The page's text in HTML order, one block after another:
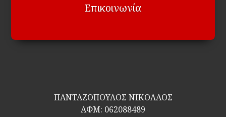
Επικοινωνία
ΠΑΝΤΑΖΟΠΟΥΛΟΣ ΝΙΚΟΛΑΟΣ
ΑΦΜ: 062088489